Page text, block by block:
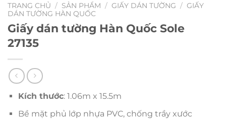
TRANG CHỦ / SẢN PHẨM / GIẤY DÁN TƯỜNG / GIẤY
DÁN TƯỜNG HÀN QUỐC
Giấy dán tường Hàn Quốc Sole
27135
Kích thước: 1.06m x 15.5m
Bề mặt phủ lớp nhựa PVC, chống trầy xước